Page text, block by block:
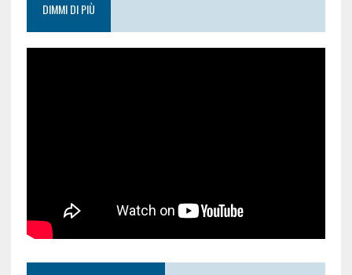
DIMMI DI PIÙ